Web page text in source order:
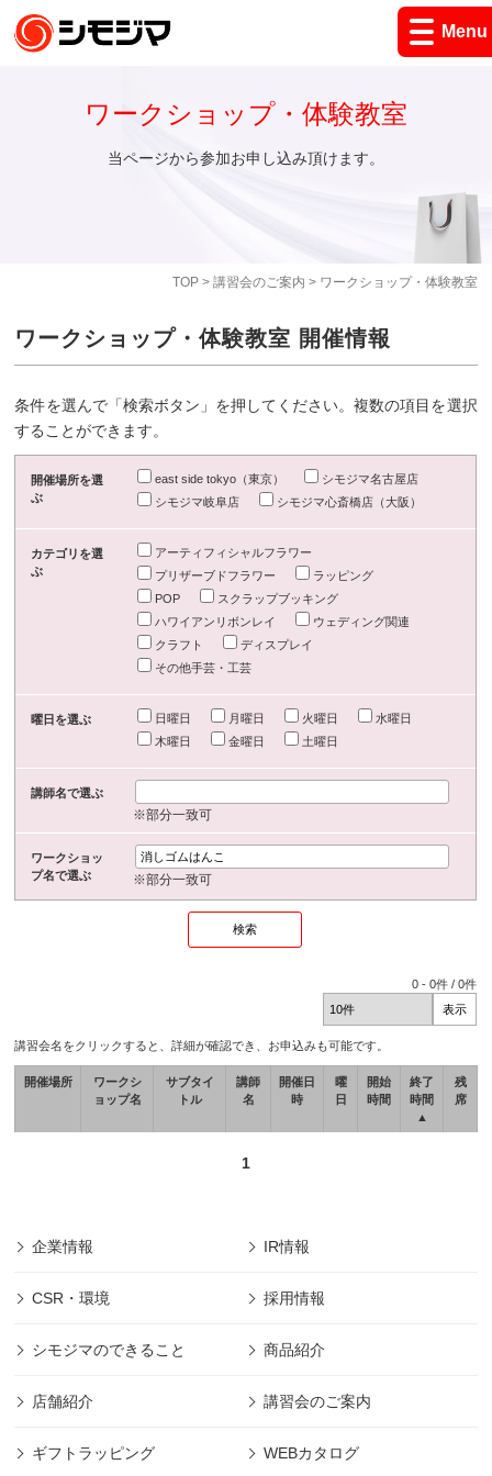
Menu
TOP> 講習会のご案内 > ワークショップ・体験教室
ワークショップ・体験教室
当ページから参加お申し込み頂けます。
ワークショップ・体験教室 開催情報
条件を選んで「検索ボタン」を押してください。複数の項目を選択
することができます。
開催場所を選
ぶ
east side tokyo（東京）
シモジマ名古屋店
シモジマ岐阜店
シモジマ心斎橋店（大阪）
カテゴリを選
ぶ
アーティフィシャルフラワー
プリザーブドフラワー
ラッピング
POP
スクラップブッキング
ハワイアンリボンレイ
ウェディング関連
クラフト
ディスプレイ
その他手芸・工芸
曜日を選ぶ 日曜日 月曜日 火曜日
水曜日
木曜日
金曜日 土曜日
講師名で選ぶ
※部分一致可
ワークショッ
プ名で選ぶ
※部分一致可
0 -0件 /0件
講習会名をクリックすると、詳細が確認でき、お申込みも可能です。
開催場所
ワークシ
ョップ名
サブタイ
トル
講師
名
開催日
時
曜
日
開始
時間
終了
時間
▲
残
席
1
企業情報 IR情報
CSR・環境 採用情報
シモジマのできること 商品紹介
店舗紹介 講習会のご案内
ギフトラッピング WEBカタログ